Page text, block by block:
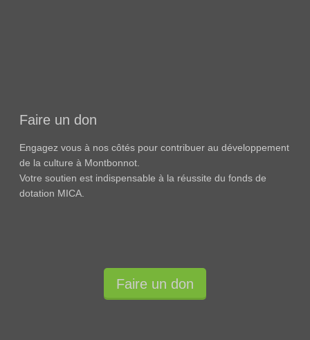
Faire un don
Engagez vous à nos côtés pour contribuer au développement
de la culture à Montbonnot.
Votre soutien est indispensable à la réussite du fonds de
dotation MICA.
Faire un don